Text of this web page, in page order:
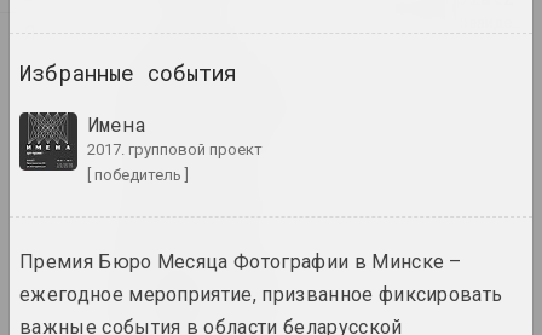
Я
художник
Владимир Акулов
Избранные события
Имена
2017. групповой проект
[ победитель ]
Премия Бюро Месяца Фотографии в Минске –
ежегодное мероприятие, призванное фиксировать
важные события в области беларусской